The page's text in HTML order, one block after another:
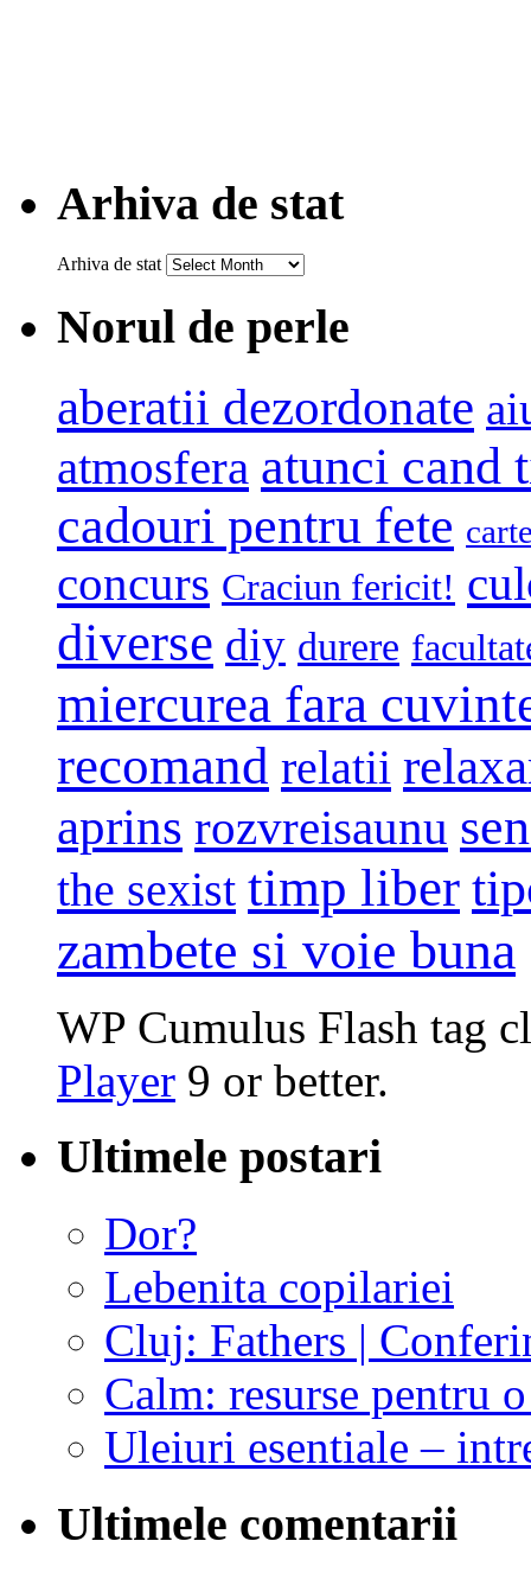
Arhiva de stat
Arhiva de stat
Norul de perle
aberatii dezordonate
atmosfera atunci cand
cadouri pentru fete
concurs Craciun fericit!
diverse diy durere
miercurea fara
recomand relatii
aprins rozvreisaunu
the sexist timp liber
zambete si voie buna
WP Cumulus Flash tag
Player 9 or better.
Ultimele postari
Dor?
Lebenita copilariei
Cluj: Fathers |
Calm: resurse pentru
Uleiuri esentiale –
Ultimele comentarii